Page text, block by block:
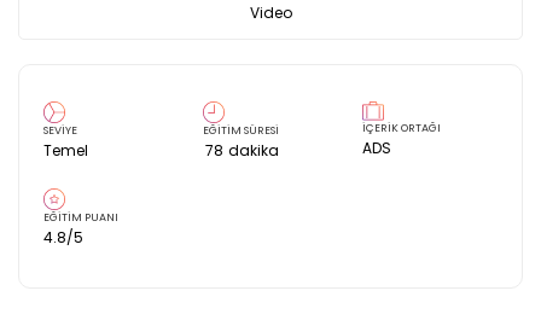
Video
SEVİYE
Temel
EĞİTİM SÜRESİ
78 dakika
İÇERİK ORTAĞI
ADS
EĞİTİM PUANI
4.8/5